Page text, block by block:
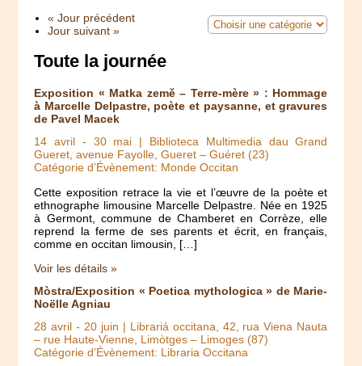
« Jour précédent
Jour suivant »
Toute la journée
Exposition « Matka země – Terre-mère » : Hommage
à Marcelle Delpastre, poète et paysanne, et gravures
de Pavel Macek
14 avril - 30 mai | Biblioteca Multimedia dau Grand
Gueret, avenue Fayolle, Gueret – Guéret (23)
Catégorie d’Évènement: Monde Occitan
Cette exposition retrace la vie et l’œuvre de la poète et
ethnographe limousine Marcelle Delpastre. Née en 1925
à Germont, commune de Chamberet en Corrèze, elle
reprend la ferme de ses parents et écrit, en français,
comme en occitan limousin, […]
Voir les détails »
Mòstra/Exposition « Poetica mythologica » de Marie-
Noëlle Agniau
28 avril - 20 juin | Librariá occitana, 42, rua Viena Nauta
– rue Haute-Vienne, Limòtges – Limoges (87)
Catégorie d’Évènement: Libraria Occitana